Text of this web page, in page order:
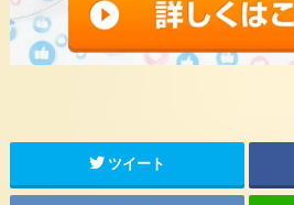
ツイート